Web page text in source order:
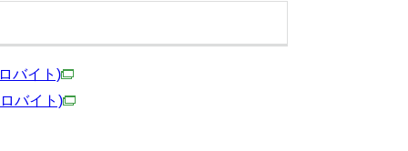
バイト)
バイト)